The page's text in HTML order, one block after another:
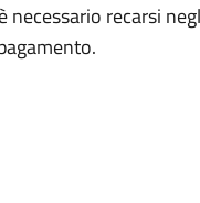
recarsi